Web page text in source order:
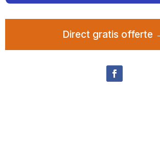
Direct gratis offerte